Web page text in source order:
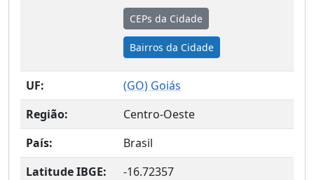
CEPs da Cidade
Bairros da Cidade
UF: (GO) Goiás
Região:
Centro-Oeste
País:
Brasil
Latitude IBGE:
-16.72357